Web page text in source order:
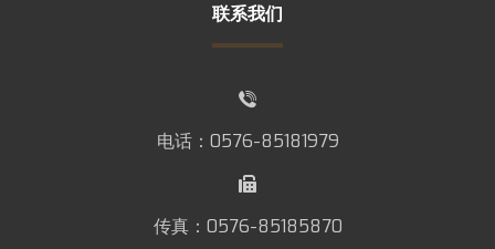
联系我们
电话：0576-85181979
传真：0576-85185870